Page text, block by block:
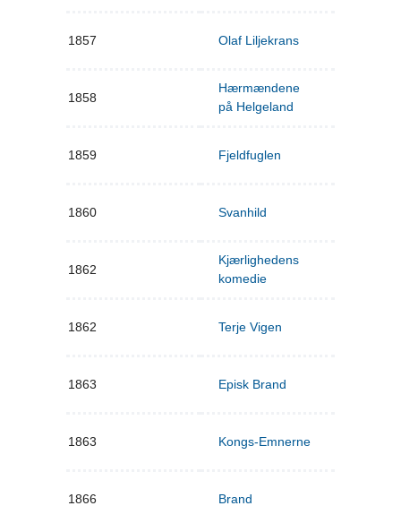
1857 Olaf Liljekrans
1858
Hærmændene
på Helgeland
1859 Fjeldfuglen
1860 Svanhild
1862
Kjærlighedens
komedie
1862 Terje Vigen
1863 Episk Brand
1863 Kongs-Emnerne
1866 Brand